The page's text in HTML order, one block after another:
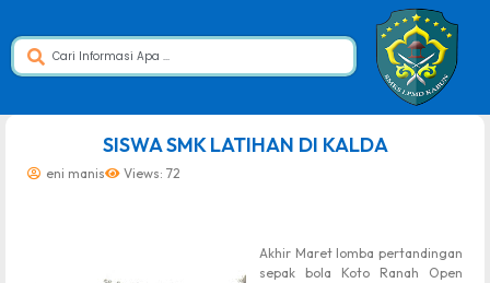
SISWA SMK LATIHAN DI KALDA
eni manis Views: 72
Akhir Maret lomba pertandingan
sepak bola Koto Ranah Open